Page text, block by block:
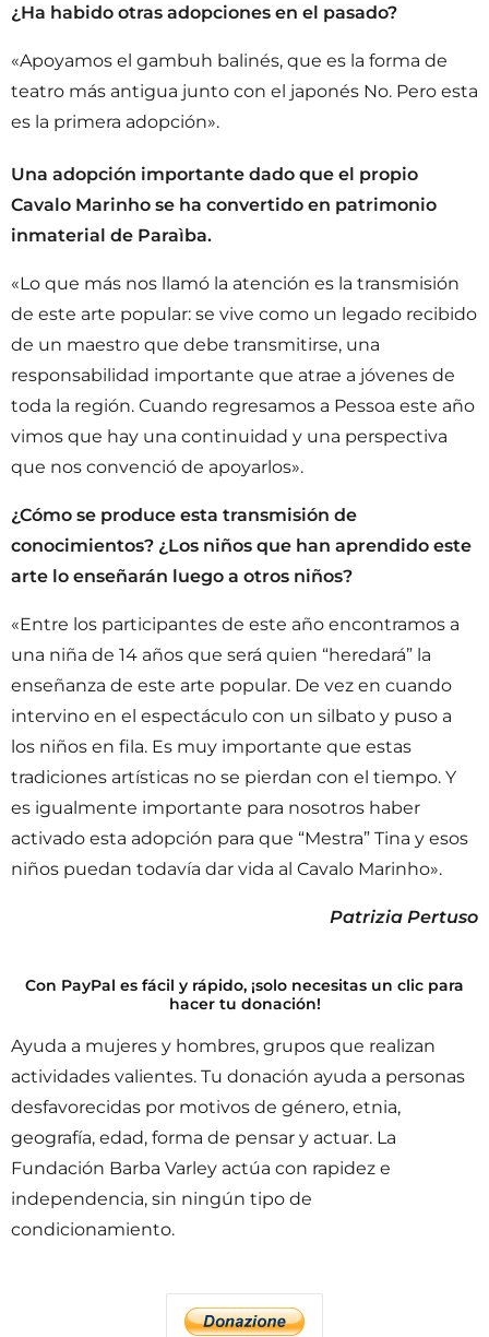
¿Ha habido otras adopciones en el pasado?
«Apoyamos el gambuh balinés, que es la forma de
teatro más antigua junto con el japonés No. Pero esta
es la primera adopción».
Una adopción importante dado que el propio
Cavalo Marinho se ha convertido en patrimonio
inmaterial de Paraìba.
«Lo que más nos llamó la atención es la transmisión
de este arte popular: se vive como un legado recibido
de un maestro que debe transmitirse, una
responsabilidad importante que atrae a jóvenes de
toda la región. Cuando regresamos a Pessoa este año
vimos que hay una continuidad y una perspectiva
que nos convenció de apoyarlos».
¿Cómo se produce esta transmisión de
conocimientos? ¿Los niños que han aprendido este
arte lo enseñarán luego a otros niños?
«Entre los participantes de este año encontramos a
una niña de 14 años que será quien “heredará” la
enseñanza de este arte popular. De vez en cuando
intervino en el espectáculo con un silbato y puso a
los niños en fila. Es muy importante que estas
tradiciones artísticas no se pierdan con el tiempo. Y
es igualmente importante para nosotros haber
activado esta adopción para que “Mestra” Tina y esos
niños puedan todavía dar vida al Cavalo Marinho».
Patrizia Pertuso
Con PayPal es fácil y rápido, ¡solo necesitas un clic para
hacer tu donación!
Ayuda a mujeres y hombres, grupos que realizan
actividades valientes. Tu donación ayuda a personas
desfavorecidas por motivos de género, etnia,
geografía, edad, forma de pensar y actuar. La
Fundación Barba Varley actúa con rapidez e
independencia, sin ningún tipo de
condicionamiento.